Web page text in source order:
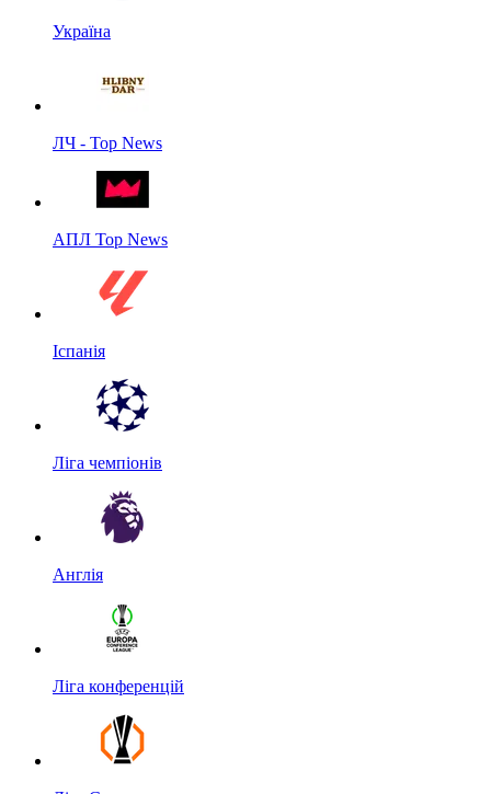
Україна
ЛЧ - Top News
АПЛ Top News
Іспанія
Ліга чемпіонів
Англія
Ліга конференцій